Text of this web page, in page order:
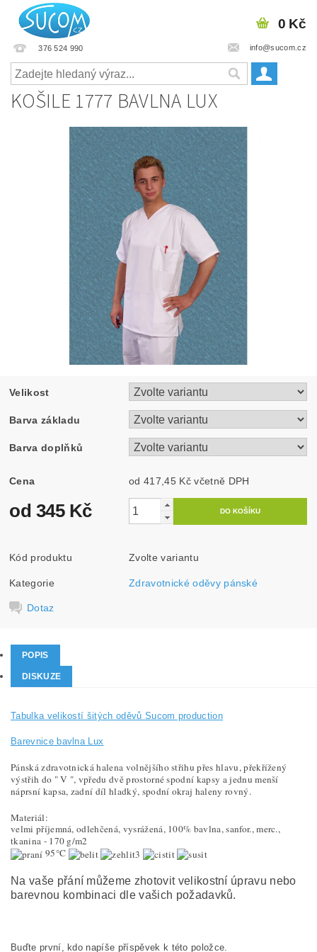
376 524 990 info@sucom.cz
0 Kč
KOŠILE 1777 BAVLNA LUX
Velikost
Barva základu
Barva doplňků
Cena od 417,45 Kčvčetně DPH
od 345 Kč
Kód produktu Zvolte variantu
Kategorie Zdravotnické oděvy pánské
Dotaz
POPIS
DISKUZE
Tabulka velikostí šitých oděvů Sucom production
Barevnice bavlna Lux
Pánská zdravotnická halena volnějšího střihu přes hlavu, překřížený
výstřih do " V ", vpředu dvě prostorné spodní kapsy a jednu menší
náprsní kapsa, zadní díl hladký, spodní okraj haleny rovný.
Materiál:
velmi příjemná, odlehčená, vysrážená, 100% bavlna, sanfor., merc.,
tkanina - 170 g/m2
95°C
Na vaše přání můžeme zhotovit velikostní úpravu nebo
barevnou kombinaci dle vašich požadavků.
Buďte první, kdo napíše příspěvek k této položce.